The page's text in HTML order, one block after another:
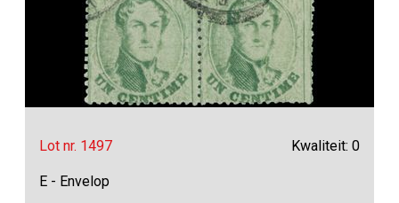
Lot nr. 1497 Kwaliteit: 0
E - Envelop